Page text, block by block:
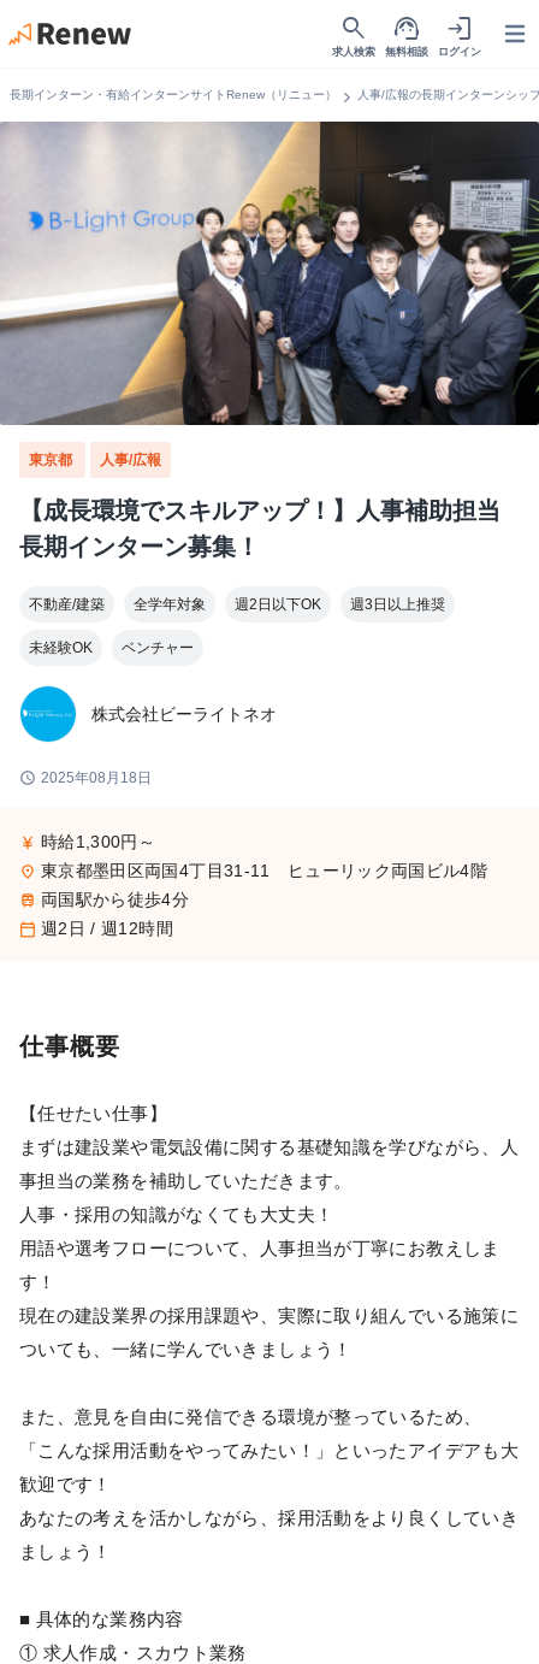
search
求人検索
support_agent
無料相談
login
ログイン
長期インターン・有給インターンサイトRenew（リニュー） chevron_right 人事/広報の長期インターンシッ
東京都 人事/広報
【成長環境でスキルアップ！】人事補助担当
長期インターン募集！
不動産/建築 全学年対象 週2日以下OK 週3日以上推奨
未経験OK ベンチャー
株式会社ビーライトネオ
schedule 2025年08月18日
currency_yen 時給1,300円～
place 東京都墨田区両国4丁目31-11 ヒューリック両国ビル4階
train 両国駅から徒歩4分
calendar_today 週2日 / 週12時間
仕事概要
【任せたい仕事】
まずは建設業や電気設備に関する基礎知識を学びながら、人
事担当の業務を補助していただきます。
人事・採用の知識がなくても大丈夫！
用語や選考フローについて、人事担当が丁寧にお教えしま
す！
現在の建設業界の採用課題や、実際に取り組んでいる施策に
ついても、一緒に学んでいきましょう！
また、意見を自由に発信できる環境が整っているため、
「こんな採用活動をやってみたい！」といったアイデアも大
歓迎です！
あなたの考えを活かしながら、採用活動をより良くしていき
ましょう！
■ 具体的な業務内容
① 求人作成・スカウト業務